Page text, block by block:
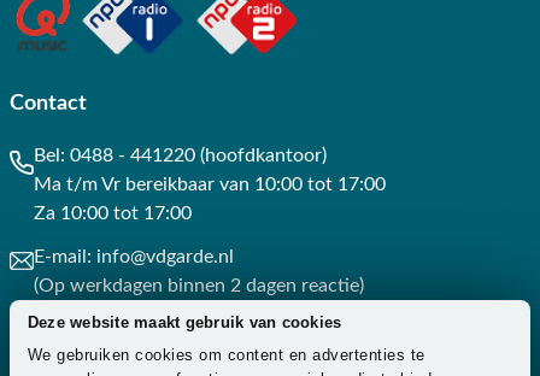
Deze website maakt gebruik van cookies
We gebruiken cookies om content en advertenties te
Contact
Bel: 0488 - 441220 (hoofdkantoor)
Ma t/m Vr bereikbaar van 10:00 tot 17:00
Za 10:00 tot 17:00
E-mail: info@vdgarde.nl
(Op werkdagen binnen 2 dagen reactie)
Whatsapp: 0488441220
(Op werkdagen binnen 3 uur reactie)